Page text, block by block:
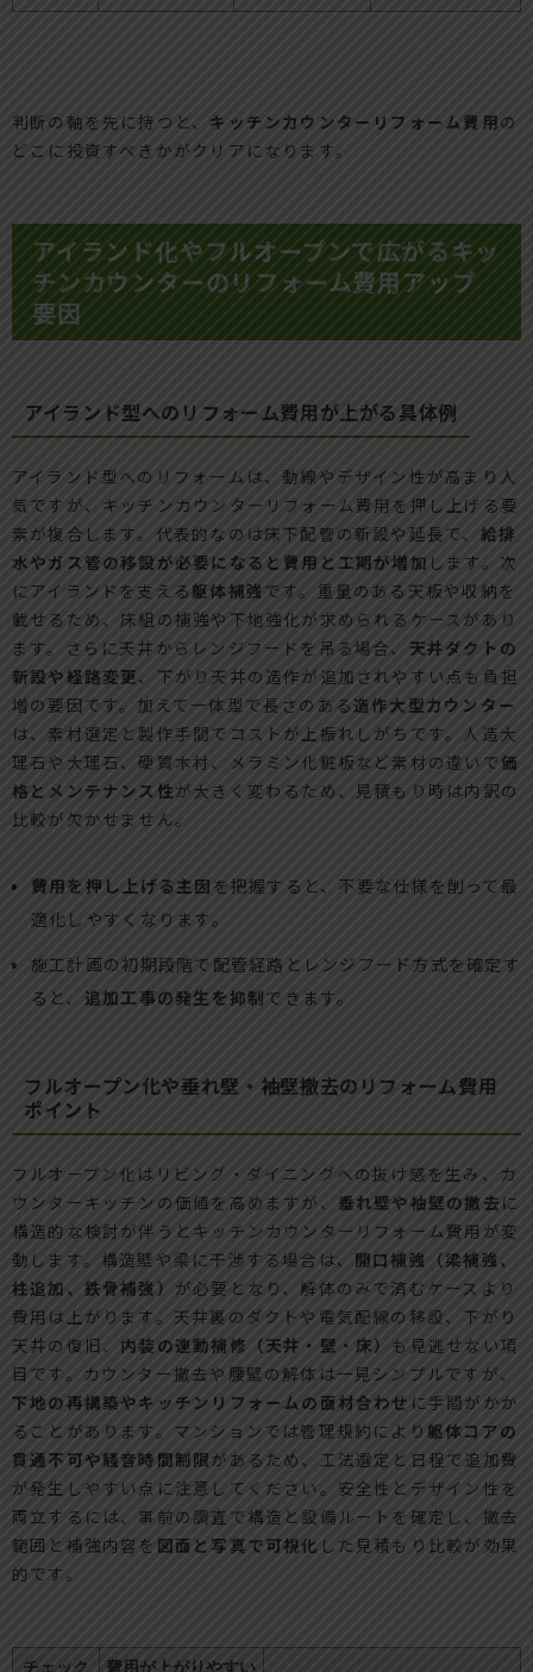
判断の軸を先に持つと、 キッチンカウンターリフォーム費用の
どこに投資すべきかがクリアになります。
アイランド化やフルオープンで広がるキッ
チンカウンターのリフォーム費用アップ
要因
アイランド型へのリフォーム費用が上がる具体例
アイランド型へのリフォームは、動線やデザイン性が高まり人
気ですが、キッチンカウンターリフォーム費用を押し上げる要
素が複合します。代表的なのは床下配管の新設や延長で、 給排
水やガス管の移設が必要になると費用と工期が増加 します。次
にアイランドを支える躯体補強 です。重量のある天板や収納を
載せるため、床組の補強や下地強化が求められるケースがあり
ます。さらに天井からレンジフードを吊る場合、 天井ダクトの
新設や経路変更、下がり天井の造作が追加されやすい点も負担
増の要因です。加えて一体型で長さのある造作大型カウンター
は、素材選定と製作手間でコストが上振れしがちです。人造大
理石や大理石、硬質木材、メラミン化粧板など素材の違いで価
格とメンテナンス性が大きく変わるため、見積もり時は内訳の
比較が欠かせません。
費用を押し上げる主因 を把握すると、不要な仕様を削って最
適化しやすくなります。
施工計画の初期段階で配管経路とレンジフード方式を確定す
ると、 追加工事の発生を抑制できます。
フルオープン化や垂れ壁・袖壁撤去のリフォーム費用
ポイント
フルオープン化はリビング・ダイニングへの抜け感を生み、カ
ウンターキッチンの価値を高めますが、 垂れ壁や袖壁の撤去 に
構造的な検討が伴うとキッチンカウンターリフォーム費用が変
動します。構造壁や梁に干渉する場合は、 開口補強（梁補強、
柱追加、鉄骨補強） が必要となり、解体のみで済むケースより
費用は上がります。天井裏のダクトや電気配線の移設、下がり
天井の復旧、 内装の連動補修（天井・壁・床） も見逃せない項
目です。カウンター撤去や腰壁の解体は一見シンプルですが、
下地の再構築やキッチンリフォームの面材合わせ に手間がかか
ることがあります。マンションでは管理規約により 躯体コアの
貫通不可や騒音時間制限 があるため、工法選定と日程で追加費
が発生しやすい点に注意してください。安全性とデザイン性を
両立するには、事前の調査で構造と設備ルートを確定し、撤去
範囲と補強内容を 図面と写真で可視化 した見積もり比較が効果
的です。
チェック 費用が上がりやすい